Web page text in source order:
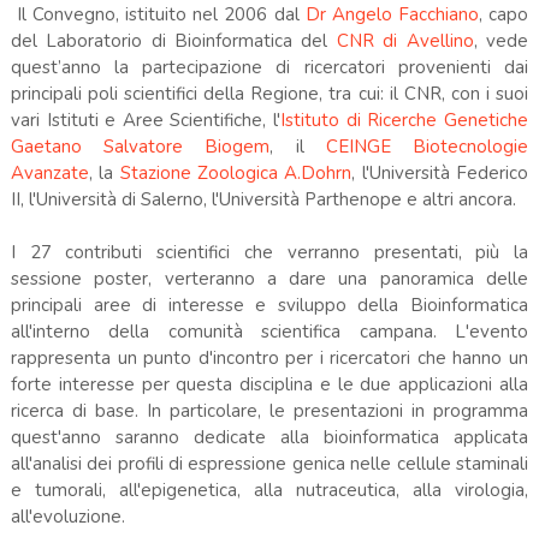
Il Convegno, istituito nel 2006 dal Dr Angelo Facchiano, capo
del Laboratorio di Bioinformatica del CNR di Avellino, vede
quest’anno la partecipazione di ricercatori provenienti dai
principali poli scientifici della Regione, tra cui: il CNR, con i suoi
vari Istituti e Aree Scientifiche, l'Istituto di Ricerche Genetiche
Gaetano Salvatore Biogem, il CEINGE Biotecnologie
Avanzate, la Stazione Zoologica A.Dohrn, l'Università Federico
II, l'Università di Salerno, l'Università Parthenope e altri ancora.
I 27 contributi scientifici che verranno presentati, più la
sessione poster, verteranno a dare una panoramica delle
principali aree di interesse e sviluppo della Bioinformatica
all'interno della comunità scientifica campana. L'evento
rappresenta un punto d'incontro per i ricercatori che hanno un
forte interesse per questa disciplina e le due applicazioni alla
ricerca di base. In particolare, le presentazioni in programma
quest'anno saranno dedicate alla bioinformatica applicata
all'analisi dei profili di espressione genica nelle cellule staminali
e tumorali, all'epigenetica, alla nutraceutica, alla virologia,
all'evoluzione.